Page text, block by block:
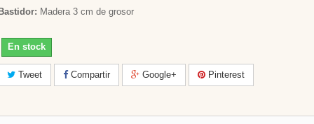
Madera 3 cm de grosor
En stock
Tweet Compartir Google+ Pinterest